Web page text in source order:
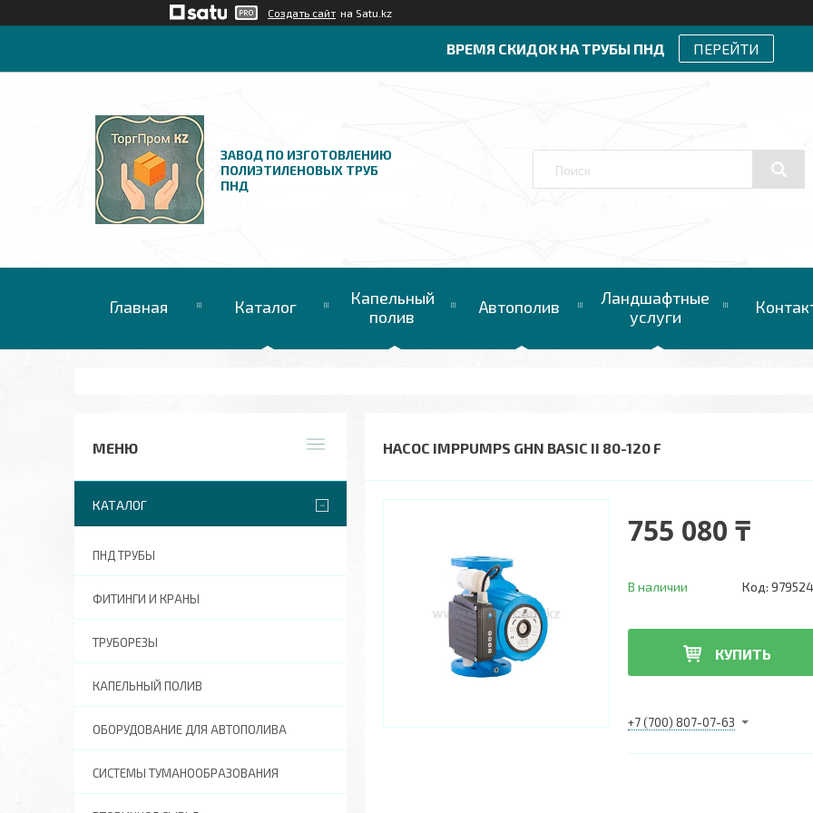
Создать сайт на Satu.kz
ВРЕМЯ СКИДОК НА ТРУБЫ ПНД ПЕРЕЙТИ
ЗАВОД ПО ИЗГОТОВЛЕНИЮ
ПОЛИЭТИЛЕНОВЫХ ТРУБ
ПНД
Главная Каталог
Капельный
полив
Автополив
Ландшафтные
услуги
НАСОС IMPPUMPS GHN BASIC II 80-120 F
755 080 ₸
В наличии Код:
КУПИТЬ
+7 (700) 807-07-63
КАТАЛОГ
ПНД ТРУБЫ
ФИТИНГИ И КРАНЫ
ТРУБОРЕЗЫ
КАПЕЛЬНЫЙ ПОЛИВ
ОБОРУДОВАНИЕ ДЛЯ АВТОПОЛИВА
СИСТЕМЫ ТУМАНООБРАЗОВАНИЯ